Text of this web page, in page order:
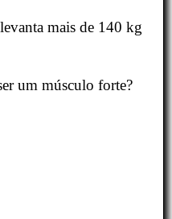
mais de 140 kg
um músculo forte?